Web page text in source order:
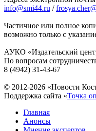
info@smi44.ru /
Частичное или полное
возможно только с
АУКО «Издательский
По вопросам
8 (4942) 31-43-67
© 2012-2026 «Новости
Поддержка сайта «Точка
Главная
Анонсы